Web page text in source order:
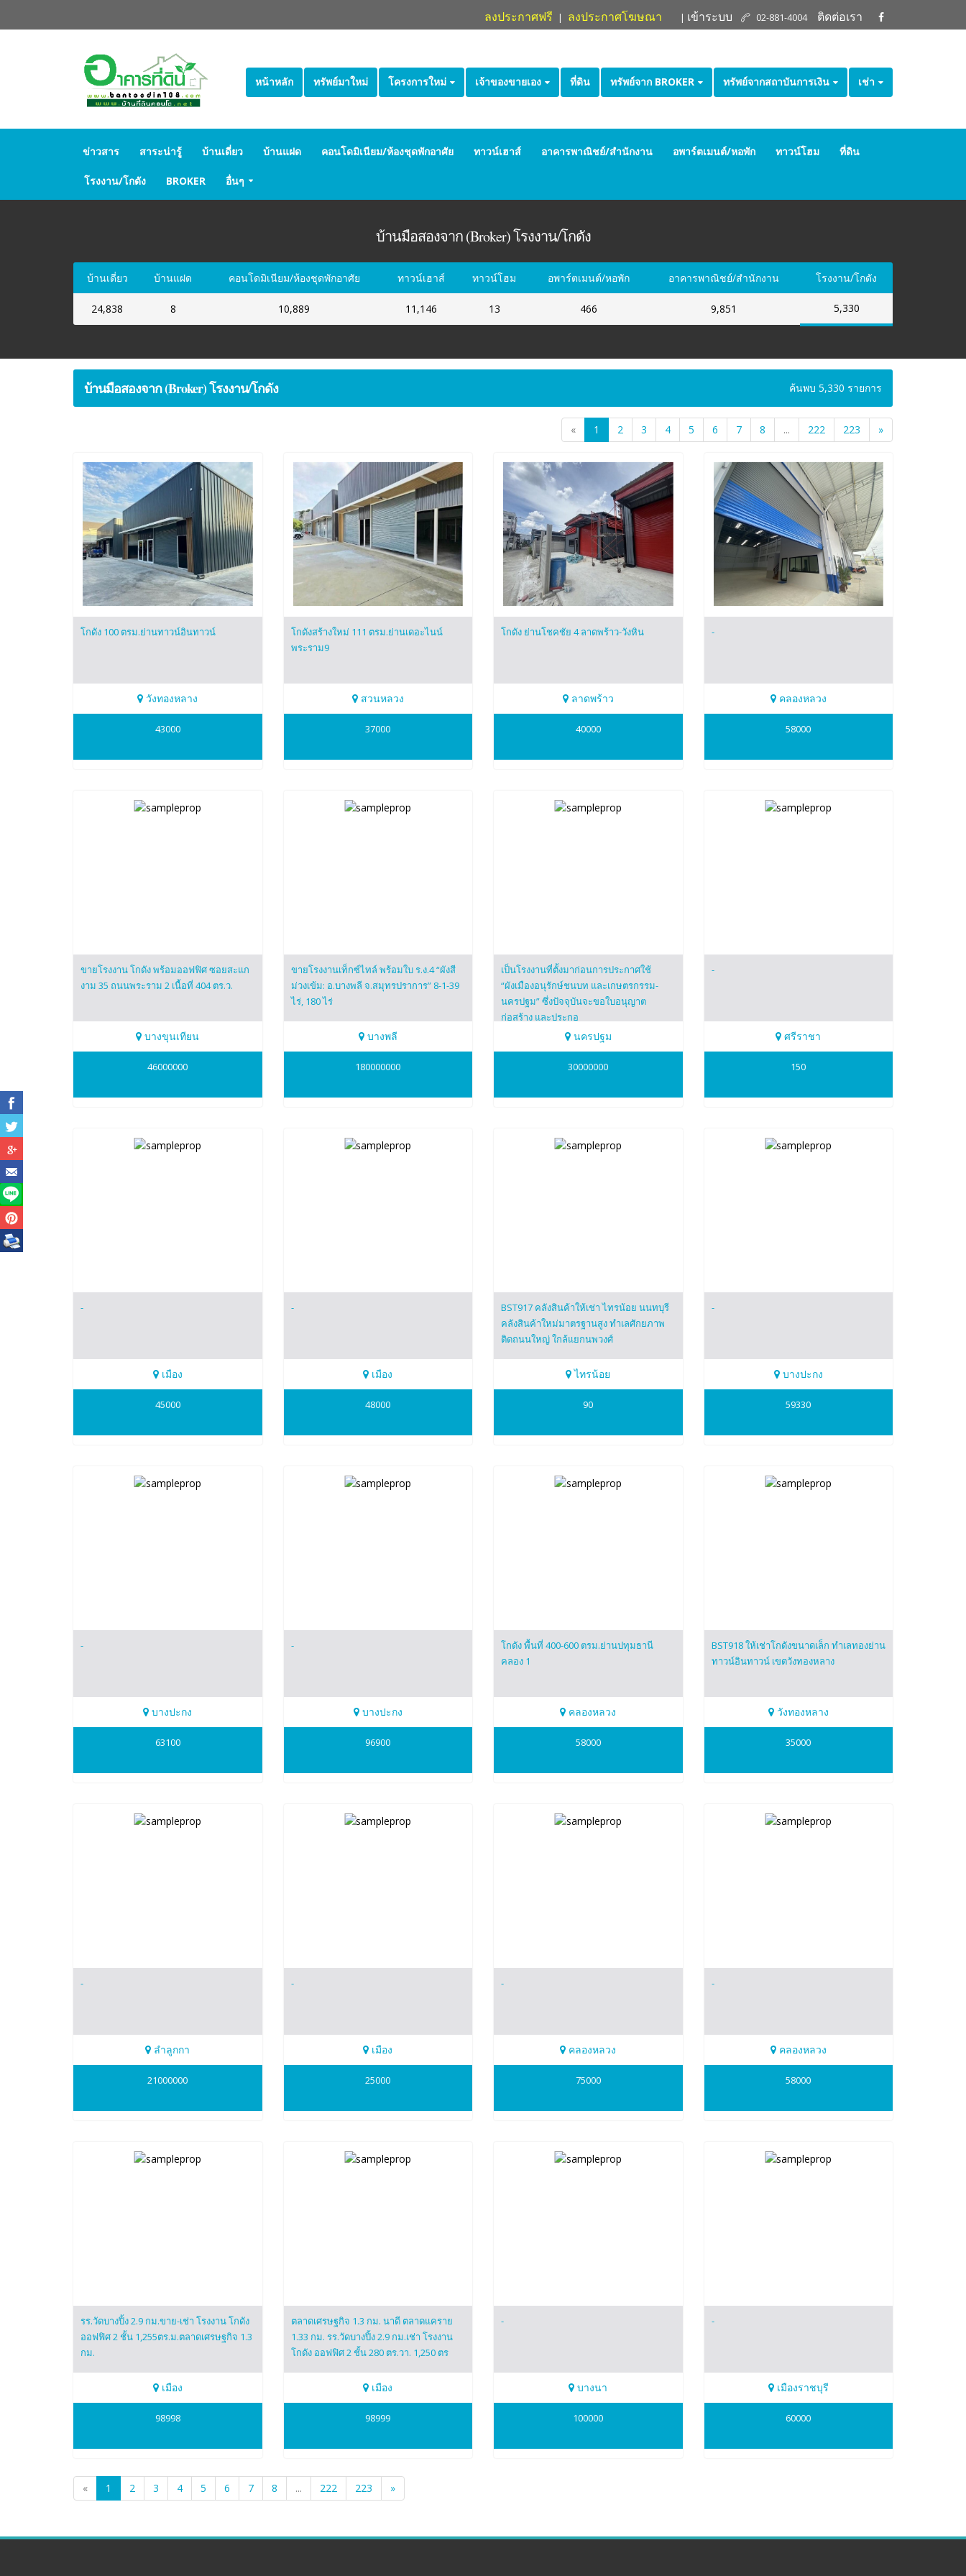
ลงประกาศฟรี | ลงประกาศโฆษณา | เข้าระบบ 02-881-4004 ติดต่อเรา
หน้าหลัก ทรัพย์มาใหม่ โครงการใหม่ เจ้าของขายเอง ที่ดิน ทรัพย์จาก BROKER ทรัพย์จากสถาบันการเงิน เช่า
ข่าวสาร สาระน่ารู้ บ้านเดี่ยว บ้านแฝด คอนโดมิเนียม/ห้องชุดพักอาศัย ทาวน์เฮาส์ อาคารพาณิชย์/สำนักงาน อพาร์ตเมนต์/หอพัก ทาวน์โฮม ที่ดิน
โรงงาน/โกดัง BROKER อื่นๆ
บ้านมือสองจาก (Broker) โรงงาน/โกดัง
บ้านเดี่ยว บ้านแฝด คอนโดมิเนียม/ห้องชุดพักอาศัย ทาวน์เฮาส์ ทาวน์โฮม อพาร์ตเมนต์/หอพัก อาคารพาณิชย์/สำนักงาน โรงงาน/โกดัง
24,838 8 10,889 11,146 13 466 9,851 5,330
บ้านมือสองจาก (Broker) โรงงาน/โกดัง ค้นพบ 5,330 รายการ
« 1 2 3 4 5 6 7 8 ... 222 223 »
โกดัง 100 ตรม.ย่านทาวน์อินทาวน์
วังทองหลาง
43000
โกดังสร้างใหม่ 111 ตรม.ย่านเดอะไนน์
พระราม9
สวนหลวง
37000
โกดัง ย่านโชคชัย 4 ลาดพร้าว-วังหิน
ลาดพร้าว
40000
-
คลองหลวง
58000
ขายโรงงาน โกดัง พร้อมออฟฟิศ ซอยสะแก
งาม 35 ถนนพระราม 2 เนื้อที่ 404 ตร.ว.
บางขุนเทียน
46000000
ขายโรงงานเท็กซ์ไทล์ พร้อมใบ ร.ง.4 “ผังสี
ม่วงเข้ม: อ.บางพลี จ.สมุทรปราการ” 8-1-39
ไร่, 180 ไร่
บางพลี
180000000
เป็นโรงงานที่ตั้งมาก่อนการประกาศใช้
“ผังเมืองอนุรักษ์ชนบท และเกษตรกรรม-
นครปฐม” ซึ่งปัจจุบันจะขอใบอนุญาต
ก่อสร้าง และประกอ
นครปฐม
30000000
-
ศรีราชา
150
-
เมือง
45000
-
เมือง
48000
BST917 คลังสินค้าให้เช่า ไทรน้อย นนทบุรี
คลังสินค้าใหม่มาตรฐานสูง ทำเลศักยภาพ
ติดถนนใหญ่ ใกล้แยกนพวงศ์
ไทรน้อย
90
-
บางปะกง
59330
-
บางปะกง
63100
-
บางปะกง
96900
โกดัง พื้นที่ 400-600 ตรม.ย่านปทุมธานี
คลอง 1
คลองหลวง
58000
BST918 ให้เช่าโกดังขนาดเล็ก ทำเลทองย่าน
ทาวน์อินทาวน์ เขตวังทองหลาง
วังทองหลาง
35000
-
ลำลูกกา
21000000
-
เมือง
25000
-
คลองหลวง
75000
-
คลองหลวง
58000
รร.วัดบางปิ้ง 2.9 กม.ขาย-เช่า โรงงาน โกดัง
ออฟฟิศ 2 ชั้น 1,255ตร.ม.ตลาดเศรษฐกิจ 1.3
กม.
เมือง
98998
ตลาดเศรษฐกิจ 1.3 กม. นาดี ตลาดแคราย
1.33 กม. รร.วัดบางปิ้ง 2.9 กม.เช่า โรงงาน
โกดัง ออฟฟิศ 2 ชั้น 280 ตร.วา. 1,250 ตร
เมือง
98999
-
บางนา
100000
-
เมืองราชบุรี
60000
« 1 2 3 4 5 6 7 8 ... 222 223 »